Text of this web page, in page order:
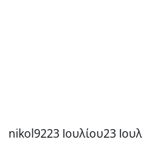
nikol9223 Ιουλίου23 Ιουλ